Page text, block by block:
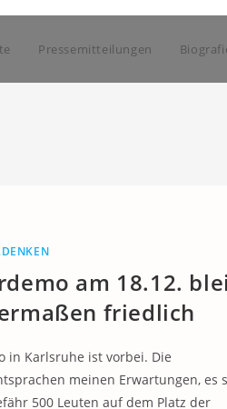
Pressemitteilungen
am 18.12.
friedlich
in Karlsruhe ist vorbei. Die
meinen Erwartungen, es
500 Leuten auf dem Platz der